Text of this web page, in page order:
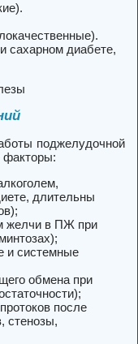
сахарном диабете,
поджелудочной
факторы:
длительны
желчи в ПЖ при
и системные
обмена при
после
стенозы,